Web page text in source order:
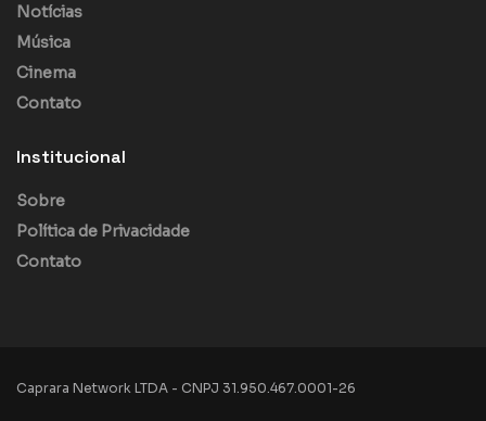
Notícias
Música
Cinema
Contato
Institucional
Sobre
Política de Privacidade
Contato
Caprara Network LTDA - CNPJ 31.950.467.0001-26